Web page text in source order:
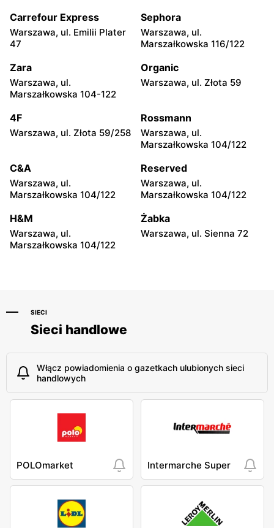
Lewiatan
Warszawa al. Stanów
Zjednoczonych 72 Lok. 4
Lewiatan
Warszawa, ul.
Bernardyńska 25
Lewiatan
Warszawa, ul. Bolesława
Podczaszyńskiego 1/3
Lewiatan
Warszawa, ul. Globusowa
Lewiatan
Warszawa, ul. Sonaty 5
Lewiatan
Warszawa, ul. Gen.
Tadeusza Pełczyńskiego 32
Lewiatan
Warszawa, ul. Sándora
Lewiatan
Warszawa, ul. Wrzeciono
Lewiatan
Warszawa, ul. Antoniego
Lewiatan
Carrefour Express
Warszawa, ul. Emilii Plater
47
Sephora
Warszawa, ul.
Marszałkowska 116/122
Zara
Warszawa, ul.
Marszałkowska 104-122
Organic
Warszawa, ul. Złota 59
4F
Warszawa, ul. Złota 59/258
Rossmann
Warszawa, ul.
Marszałkowska 104/122
C&A
Warszawa, ul.
Marszałkowska 104/122
Reserved
Warszawa, ul.
Marszałkowska 104/122
H&M
Warszawa, ul.
Marszałkowska 104/122
Żabka
Warszawa, ul. Sienna 72
SIECI
Sieci handlowe
Włącz powiadomienia o gazetkach ulubionych sieci
handlowych
POLOmarket Intermarche Super